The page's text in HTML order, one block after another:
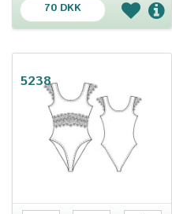
70 DKK
5238